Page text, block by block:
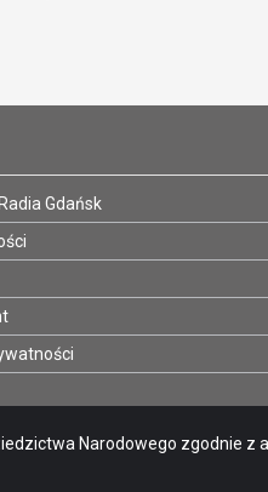
Gdańsk
Narodowego zgodnie z